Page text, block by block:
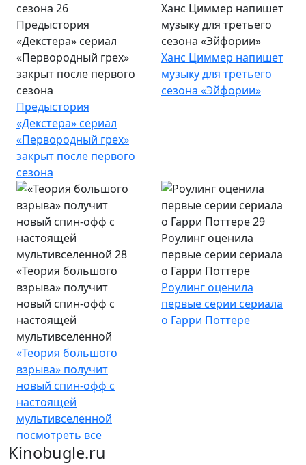
Предыстория
«Декстера» сериал
«Первородный грех»
закрыт после первого
сезона
Предыстория
«Декстера» сериал
«Первородный грех»
закрыт после первого
сезона
Ханс Циммер напишет
музыку для третьего
сезона «Эйфории»
Ханс Циммер напишет
музыку для третьего
сезона «Эйфории»
«Теория большого
взрыва» получит
новый спин-офф с
настоящей
мультивселенной
«Теория большого
взрыва» получит
новый спин-офф с
настоящей
мультивселенной
Роулинг оценила
первые серии сериала
о Гарри Поттере
Роулинг оценила
первые серии сериала
о Гарри Поттере
посмотреть все
Kinobugle.ru